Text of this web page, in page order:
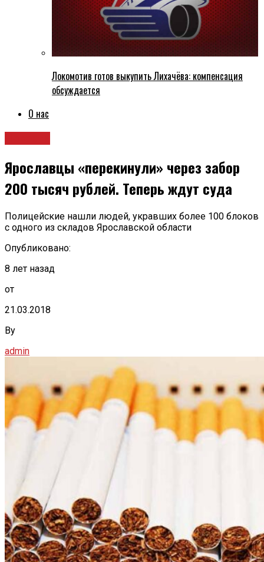
Локомотив готов выкупить Лихачёва: компенсация
обсуждается
О нас
Ярославцы «перекинули» через забор
200 тысяч рублей. Теперь ждут суда
Полицейские нашли людей, укравших более 100 блоков
с одного из складов Ярославской области
Опубликовано:
8 лет назад
от
21.03.2018
By
admin